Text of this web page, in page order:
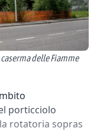
delle Fiamme
porticciolo
rotatoria sopras